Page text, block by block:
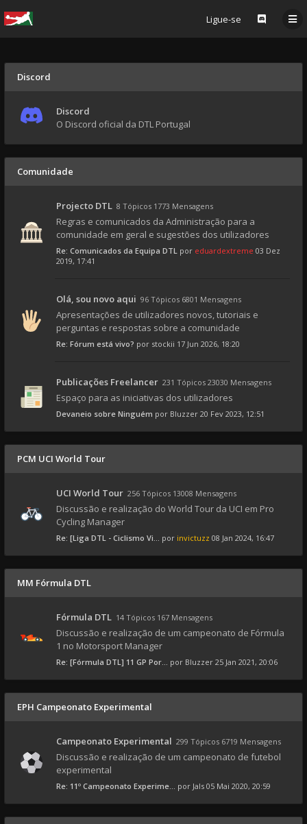
Ligue-se
Discord
Discord
O Discord oficial da DTL Portugal
Comunidade
Projecto DTL 8 Tópicos 1773 Mensagens
Regras e comunicados da Administração para a
comunidade em geral e sugestões dos utilizadores
Re: Comunicados da Equipa DTL por eduardextreme 03 Dez
2019, 17:41
Olá, sou novo aqui 96 Tópicos 6801 Mensagens
Apresentações de utilizadores novos, tutoriais e
perguntas e respostas sobre a comunidade
Re: Fórum está vivo? por stockii 17 Jun 2026, 18:20
Publicações Freelancer 231 Tópicos 23030 Mensagens
Espaço para as iniciativas dos utilizadores
Devaneio sobre Ninguém por Bluzzer 20 Fev 2023, 12:51
PCM UCI World Tour
UCI World Tour 256 Tópicos 13008 Mensagens
Discussão e realização do World Tour da UCI em Pro
Cycling Manager
Re: [Liga DTL - Ciclismo Vi... por invictuzz 08 Jan 2024, 16:47
MM Fórmula DTL
Fórmula DTL 14 Tópicos 167 Mensagens
Discussão e realização de um campeonato de Fórmula
1 no Motorsport Manager
Re: [Fórmula DTL] 11 GP Por... por Bluzzer 25 Jan 2021, 20:06
EPH Campeonato Experimental
Campeonato Experimental 299 Tópicos 6719 Mensagens
Discussão e realização de um campeonato de futebol
experimental
Re: 11º Campeonato Experime... por Jals 05 Mai 2020, 20:59